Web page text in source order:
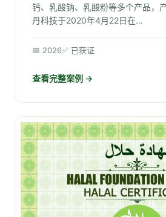
钙、乳酸钠、乳酸粉等多个产品，
丹科技于2020年4月22日在…
📅 2026✅ 已获证
查看完整案例 →